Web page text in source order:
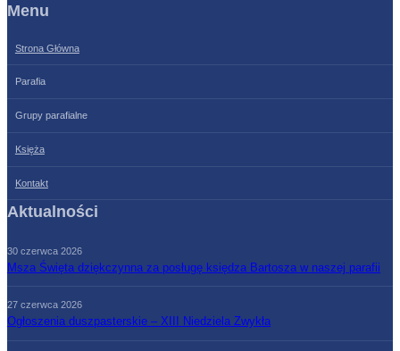
Menu
Strona Główna
Parafia
Grupy parafialne
Księża
Kontakt
Aktualności
30 czerwca 2026
Msza Święta dziękczynna za posługę księdza Bartosza w naszej parafii
27 czerwca 2026
Ogłoszenia duszpasterskie – XIII Niedziela Zwykła